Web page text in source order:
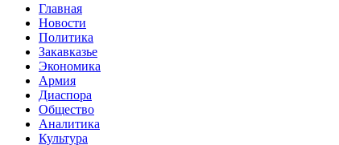
Главная
Новости
Политика
Закавказье
Экономика
Армия
Диаспора
Общество
Аналитика
Культура